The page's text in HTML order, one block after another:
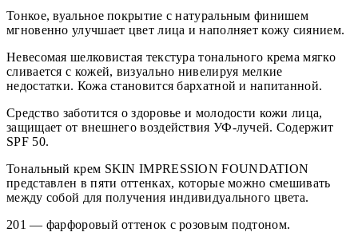
Тонкое, вуальное покрытие с натуральным финишем
мгновенно улучшает цвет лица и наполняет кожу сиянием.
Невесомая шелковистая текстура тонального крема мягко
сливается с кожей, визуально нивелируя мелкие
недостатки. Кожа становится бархатной и напитанной.
Средство заботится о здоровье и молодости кожи лица,
защищает от внешнего воздействия УФ-лучей. Содержит
SPF 50.
Тональный крем SKIN IMPRESSION FOUNDATION
представлен в пяти оттенках, которые можно смешивать
между собой для получения индивидуального цвета.
201 — фарфоровый оттенок с розовым подтоном.